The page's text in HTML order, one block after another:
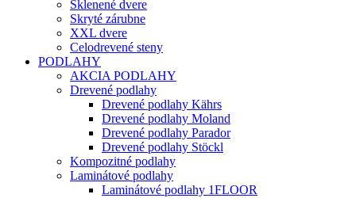
Sklenené dvere
Skryté zárubne
XXL dvere
Celodrevené steny
PODLAHY
AKCIA PODLAHY
Drevené podlahy
Drevené podlahy Kährs
Drevené podlahy Moland
Drevené podlahy Parador
Drevené podlahy Stöckl
Kompozitné podlahy
Laminátové podlahy
Laminátové podlahy 1FLOOR